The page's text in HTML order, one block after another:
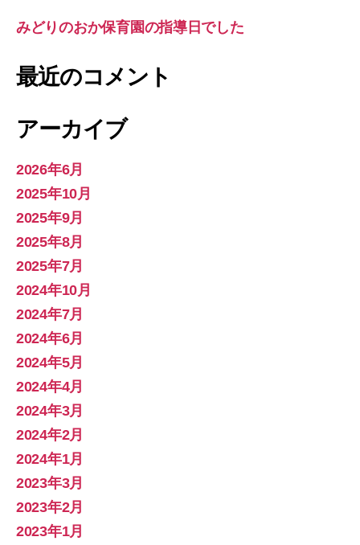
みどりのおか保育園の指導日でした
最近のコメント
アーカイブ
2026年6月
2025年10月
2025年9月
2025年8月
2025年7月
2024年10月
2024年7月
2024年6月
2024年5月
2024年4月
2024年3月
2024年2月
2024年1月
2023年3月
2023年2月
2023年1月